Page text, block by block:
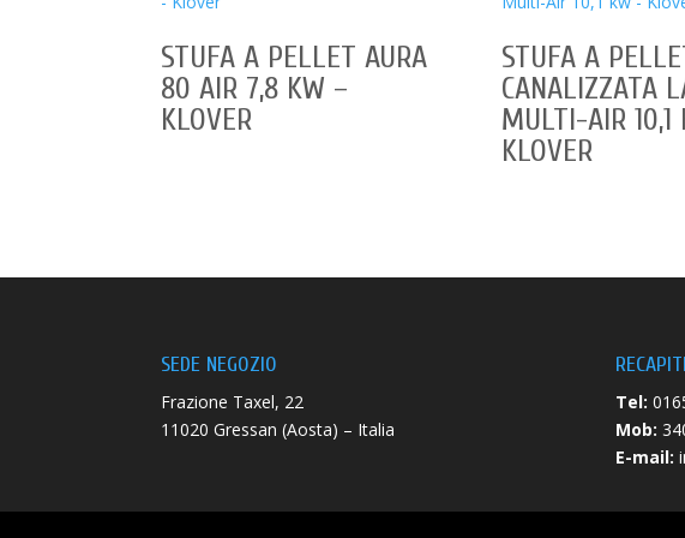
STUFA A PELLET AURA
80 AIR 7,8 KW –
KLOVER
STUFA A
CANALIZZATA
MULTI-AIR 10,1
KLOVER
SEDE NEGOZIO
Frazione Taxel, 22
11020 Gressan (Aosta) – Italia
RECAPITI
Tel:
Mob:
E-mail: